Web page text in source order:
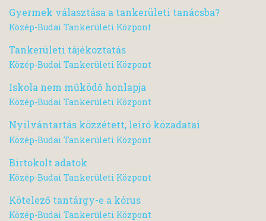
Gyermek választása a tankerületi tanácsba?
Közép-Budai Tankerületi Központ
Tankerületi tájékoztatás
Közép-Budai Tankerületi Központ
Iskola nem működő honlapja
Közép-Budai Tankerületi Központ
Nyilvántartás közzétett, leíró közadatai
Közép-Budai Tankerületi Központ
Birtokolt adatok
Közép-Budai Tankerületi Központ
Kötelező tantárgy-e a kórus
Közép-Budai Tankerületi Központ